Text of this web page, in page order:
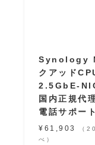
Synology
クアッド
2.5GbE-
国内正規代
電話サポ
¥61,903
（
べ）